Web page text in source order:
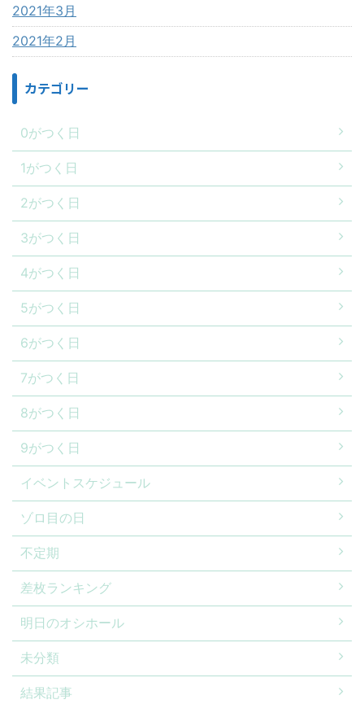
2021年3月
2021年2月
カテゴリー
0がつく日
1がつく日
2がつく日
3がつく日
4がつく日
5がつく日
6がつく日
7がつく日
8がつく日
9がつく日
イベントスケジュール
ゾロ目の日
不定期
差枚ランキング
明日のオシホール
未分類
結果記事